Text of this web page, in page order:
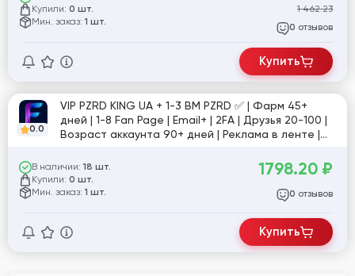
Купили: 0 шт.
Мин. заказ: 1 шт.
1 462.23
0 отзывов
Купить
0.0
VIP PZRD KING UA + 1-3 BM PZRD ✅ | Фарм 45+
дней | 1-8 Fan Page | Email+ | 2FA | Друзья 20-100 |
Возраст аккаунта 90+ дней | Реклама в ленте |
В наличии: 18 шт.
Купили: 0 шт.
Мин. заказ: 1 шт.
1798.20 ₽
0 отзывов
Купить